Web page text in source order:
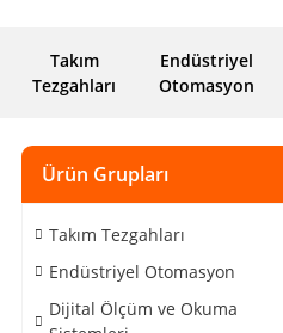
Takım
Tezgahları
Endüstriyel
Otomasyon
Ürün Grupları
Takım Tezgahları
Endüstriyel Otomasyon
Dijital Ölçüm ve Okuma